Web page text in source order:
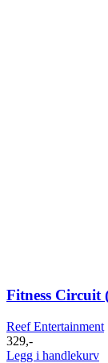
Fitness Circuit
Reef Entertainment
329,-
Legg i handlekurv